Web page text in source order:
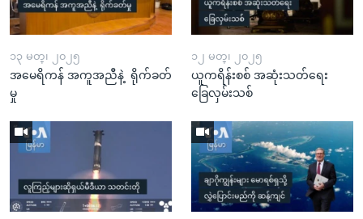
၁၃ မတ္၊ ၂၀၂၅
အမေရိကန် အကူအညီနဲ့ ရိုက်ခတ်
မှု
၁၂ မတ္၊ ၂၀၂၅
ယူကရိန်းစစ် အဆုံးသတ်ရေး
ခြေလှမ်းသစ်